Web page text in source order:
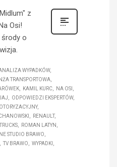
z
Osi!
o
WYPADKÓW
TRANSPORTOWA
KAMIL KURC
NA OSI
ODPOWIEDZI EKSPERTÓW
RENAULT
ROMAN LATYN
STUDIO BRAWO
TV BRAWO WYPADKI